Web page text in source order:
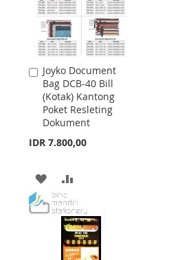
Joyko Document
Bag DCB-40 Bill
(Kotak) Kantong
Poket Resleting
Dokument
IDR 7.800,00
Add
to
Cart
ADD
TO
WISH
LIST
TO
COMPARE